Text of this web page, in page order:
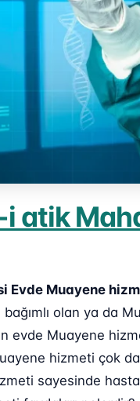
atik
Evde Muayene
olan ya da
evde Muayene
hizmeti çok
sayesinde